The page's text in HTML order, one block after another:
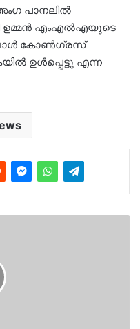
അംഗ പാനലിൽ
ഉമ്മൻ എംഎൽഎയുടെ
കോൺഗ്രസ്‌
ഉൾപ്പെട്ടു എന്ന